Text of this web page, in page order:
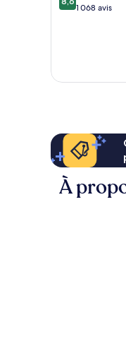
de
sur 1 068 avis
À